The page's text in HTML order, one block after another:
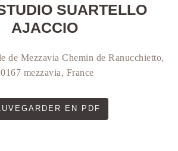
SUARTELLO
AJACCIO
de Mezzavia Chemin de Ranucchietto,
mezzavia, France
EN PDF